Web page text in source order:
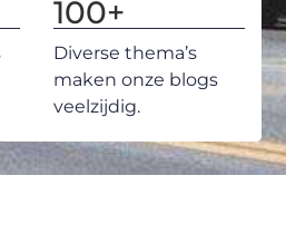
100+
Diverse thema’s
maken onze blogs
veelzijdig.